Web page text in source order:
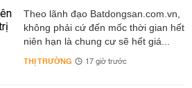
Theo lãnh đạo Batdongsan.com.vn,
không phải cứ đến mốc thời gian hết
niên hạn là chung cư sẽ hết giá...
THỊ TRƯỜNG 17 giờ trước